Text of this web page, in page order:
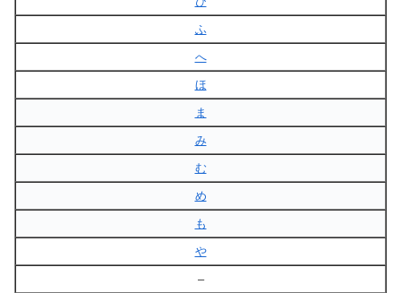
ふ
へ
ほ
ま
み
む
め
も
や
–